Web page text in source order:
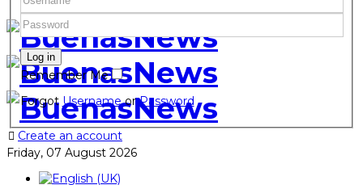
Friday, 07 August 2026
Remember Me
Forgot UsernameorPassword
Create an account